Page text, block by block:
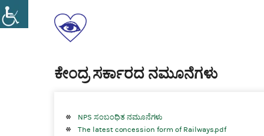
Skip
to
content
ಕರ್ನಾಟಕ
ರಾಜ್ಯ
ನೌಕರರ
ಸ್ವಗೌರವ
ಕೇಂದ್ರ ಸರ್ಕಾರದ ನಮೂನೆಗಳು
NPS ಸಂಬಂಧಿತ ನಮೂನೆಗಳು
The latest concession form of Railways.pdf